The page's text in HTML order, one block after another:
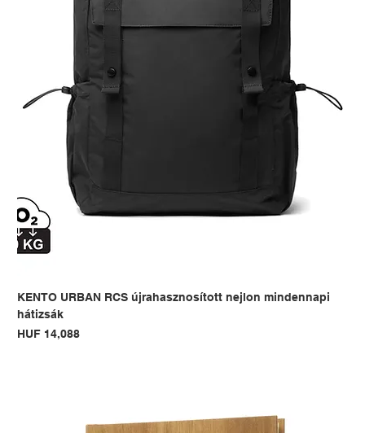
KENTO URBAN RCS újrahasznosított nejlon mindennapi
hátizsák
Price
HUF 14,088